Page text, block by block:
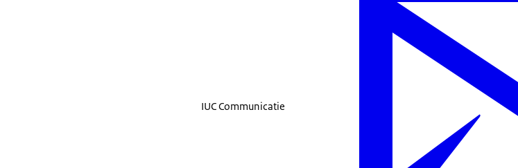
IUC Communicatie